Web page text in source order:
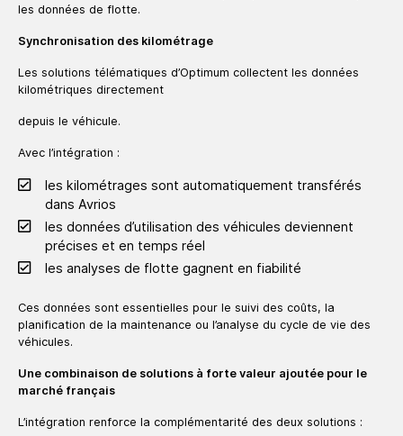
les données de flotte.
Synchronisation des kilométrage
Les solutions télématiques d’Optimum collectent les données
kilométriques directement
depuis le véhicule.
Avec l’intégration :
les kilométrages sont automatiquement transférés
dans Avrios
les données d’utilisation des véhicules deviennent
précises et en temps réel
les analyses de flotte gagnent en fiabilité
Ces données sont essentielles pour le suivi des coûts, la
planification de la maintenance ou l’analyse du cycle de vie des
véhicules.
Une combinaison de solutions à forte valeur ajoutée pour le
marché français
L’intégration renforce la complémentarité des deux solutions :